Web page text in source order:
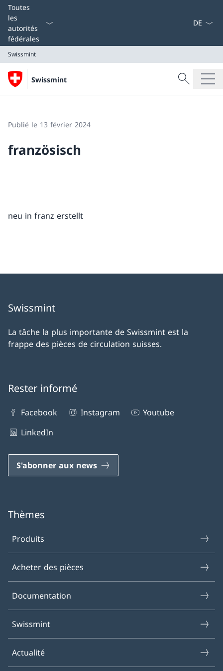
Toutes
les
autorités
fédérales
Swissmint
Swissmint
Recherche
Recherche
Publié le 13 février 2024
französisch
neu in franz erstellt
Swissmint
La tâche la plus importante de Swissmint est la
frappe des pièces de circulation suisses.
Rester informé
Facebook Instagram
Youtube
LinkedIn
S'abonner aux news
Thèmes
Produits
Acheter des pièces
Documentation
Swissmint
Actualité